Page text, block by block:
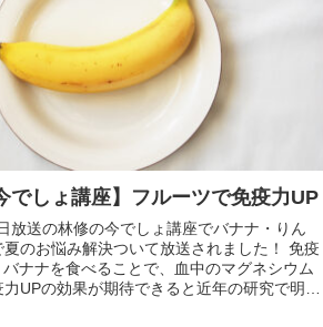
でしょ講座】フルーツで免疫力UP
放送の林修の今でしょ講座でバナナ・りん
夏のお悩み解決ついて放送されました！ 免疫
ナナを食べることで、血中のマグネシウム
UPの効果が期待できると近年の研究で明ら